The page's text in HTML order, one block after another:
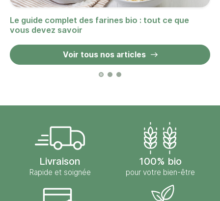
Le guide complet des farines bio : tout ce que
vous devez savoir
Voir tous nos articles
Livraison
Rapide et soignée
100% bio
pour votre bien-être